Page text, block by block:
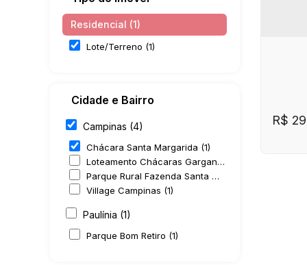
Residencial (1)
Lote/Terreno (1)
Cidade e Bairro
Campinas (4)
Chácara Santa Margarida (1)
Loteamento Chácaras Gargantilhas (1)
Parque Rural Fazenda Santa Cândida (1)
Village Campinas (1)
Paulínia (1)
Parque Bom Retiro (1)
R$